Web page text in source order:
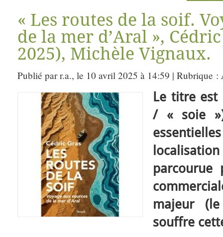
« Les routes de la soif.
de la mer d’Aral »,
2025), Michèle Vignaux.
Publié par r.a., le 10 avril 2025 à 14:59 | Rubrique :
Le titre est
/ « soie
parcourue
majeur
souffre